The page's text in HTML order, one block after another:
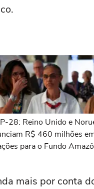
28: Reino Unido e
R$ 460 milhões
para o Fundo
mais por conta